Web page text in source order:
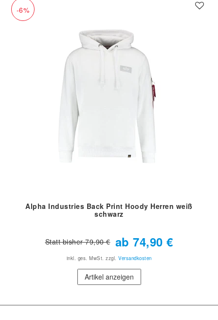
-6%
Alpha Industries Back Print Hoody Herren weiß
schwarz
Statt bisher 79,90 € ab 74,90 €
inkl. ges. MwSt. zzgl. Versandkosten
Artikel anzeigen